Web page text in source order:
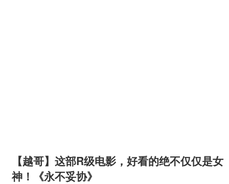
【越哥】这部R级电影，好看的绝不仅仅是女
神！《永不妥协》